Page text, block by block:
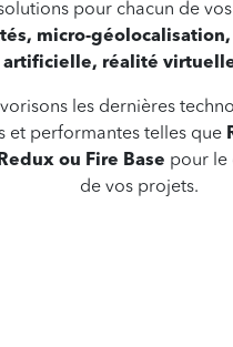
seront poussés, plus
besoins de la cible.
qui consiste à publier le
l’application est déjà prête
pour chacun de
micro-
artificielle, réalité
les dernières
et performantes telles que
ou Fire Base pour le
de vos projets.